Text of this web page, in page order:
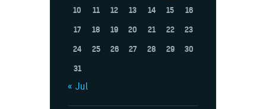
10
11 12 13 14 15
16
17
18 19 20 21 22
23
24
25 26 27 28 29
30
31
« Jul